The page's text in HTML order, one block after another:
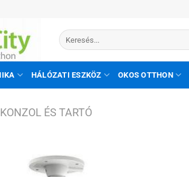
Keresés
a
HÁLÓZATI ESZKÖZ OKOS OTTHON
KONZOL ÉS TARTÓ